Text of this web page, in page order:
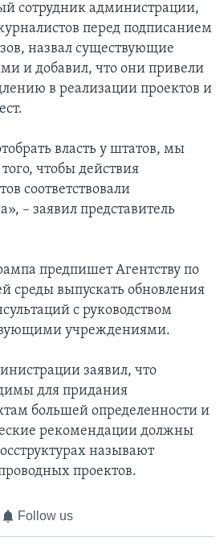
сотрудник администрации,
перед подписанием
назвал существующие
и добавил, что они привели
в реализации проектов и
власть у штатов, мы
чтобы действия
соответствовали
– заявил представитель
предпишет Агентству по
среды выпускать обновления
с руководством
учреждениями.
заявил, что
для придания
большей определенности и
рекомендации должны
называют
проектов.
Follow us